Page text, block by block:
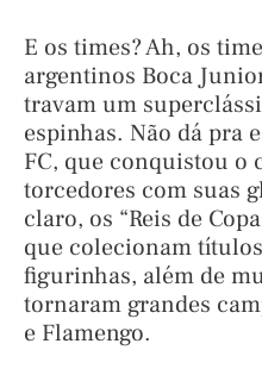
E os times? Ah, os
argentinos Boca
travam um
espinhas. Não dá pra
FC, que conquistou o
torcedores com suas
claro, os “Reis de
que colecionam
figurinhas, além de
tornaram grandes
e Flamengo.